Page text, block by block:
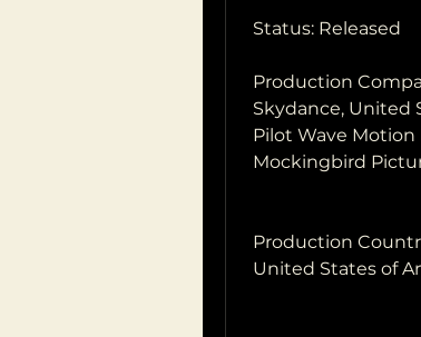
Status: Released
Production
Skydance, United
Pilot Wave
Mockingbird
Production
United States of